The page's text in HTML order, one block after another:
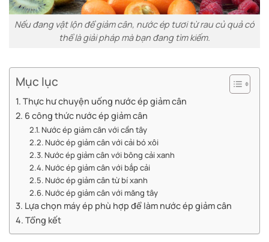
Nếu đang vật lộn để giảm cân, nước ép tươi từ rau củ quả có
thể là giải pháp mà bạn đang tìm kiếm.
Mục lục
Thực hư chuyện uống nước ép giảm cân
6 công thức nước ép giảm cân
Nước ép giảm cân với cần tây
Nước ép giảm cân với cải bó xôi
Nước ép giảm cân với bông cải xanh
Nước ép giảm cân với bắp cải
Nước ép giảm cân từ bí xanh
Nước ép giảm cân với măng tây
Lựa chọn máy ép phù hợp để làm nước ép giảm cân
Tổng kết